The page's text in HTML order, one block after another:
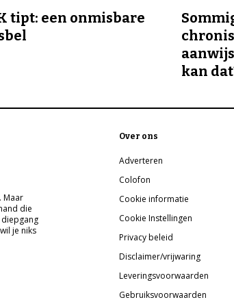
tipt: een onmisbare
kan
Maar
die
diepgang
je niks
Over ons
Adverteren
Colofon
Cookie informatie
Cookie Instellingen
Privacy beleid
Disclaimer/vrijwaring
Leveringsvoorwaarden
Gebruiksvoorwaarden